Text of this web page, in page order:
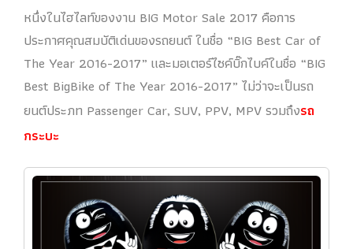
หนึ่งในไฮไลท์ของงาน BIG Motor Sale 2017 คือการ
ประกาศคุณสมบัติเด่นของรถยนต์ ในชื่อ “BIG Best Car of
The Year 2016-2017” และมอเตอร์ไซค์บิ๊กไบค์ในชื่อ “BIG
Best BigBike of The Year 2016-2017” ไม่ว่าจะเป็นรถ
ยนต์ประภท Passenger Car, SUV, PPV, MPV รวมถึงรถ
กระบะ